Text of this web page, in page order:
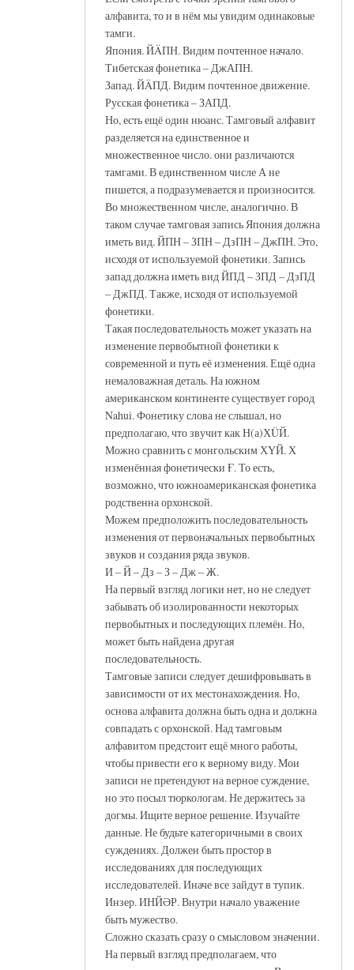
алфавита, то и в нём мы увидим одинаковые
тамги.
Япония. ЙÄПН. Видим почтенное начало.
Тибетская фонетика – ДжАПН.
Запад. ЙÄПД. Видим почтенное движение.
Русская фонетика – ЗАПД.
Но, есть ещё один нюанс. Тамговый алфавит
разделяется на единственное и
множественное число. они различаются
тамгами. В единственном числе А не
пишется, а подразумевается и произносится.
Во множественном числе, аналогично. В
таком случае тамговая запись Япония должна
иметь вид. ЙПН – ЗПН – ДзПН – ДжПН. Это,
исходя от используемой фонетики. Запись
запад должна иметь вид ЙПД – ЗПД – ДзПД
– ДжПД. Также, исходя от используемой
фонетики.
Такая последовательность может указать на
изменение первобытной фонетики к
современной и путь её изменения. Ещё одна
немаловажная деталь. На южном
американском континенте существует город
Nahui. Фонетику слова не слышал, но
предполагаю, что звучит как Н(а)ХÜЙ.
Можно сравнить с монгольским ХҮЙ. Х
изменённая фонетически Ғ. То есть,
возможно, что южноамериканская фонетика
родственна орхонской.
Можем предположить последовательность
изменения от первоначальных первобытных
звуков и создания ряда звуков.
И – Й – Дз – З – Дж – Ж.
На первый взгляд логики нет, но не следует
забывать об изолированности некоторых
первобытных и последующих племён. Но,
может быть найдена другая
последовательность.
Тамговые записи следует дешифровывать в
зависимости от их местонахождения. Но,
основа алфавита должна быть одна и должна
совпадать с орхонской. Над тамговым
алфавитом предстоит ещё много работы,
чтобы привести его к верному виду. Мои
записи не претендуют на верное суждение,
но это посыл тюркологам. Не держитесь за
догмы. Ищите верное решение. Изучайте
данные. Не будьте категоричными в своих
суждениях. Должен быть простор в
исследованиях для последующих
исследователей. Иначе все зайдут в тупик.
Инзер. ИНЙӘР. Внутри начало уважение
быть мужество.
Сложно сказать сразу о смысловом значении.
На первый взгляд предполагаем, что